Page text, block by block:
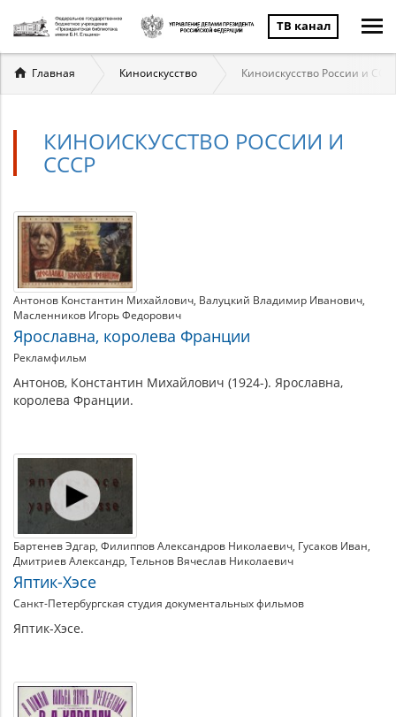
ТВ канал
Вы
здесь
Главная Киноискусство Киноискусство России и
КИНОИСКУССТВО РОССИИ И
СССР
Киноискусство
России
и
СССР
Материалы
по
теме
Антонов Константин Михайлович Валуцкий Владимир Иванович
Масленников Игорь Федорович
Ярославна, королева Франции
Рекламфильм
Антонов, Константин Михайлович (1924-). Ярославна,
королева Франции.
Бартенев Эдгар Филиппов Александров Николаевич Гусаков Иван
Дмитриев Александр Тельнов Вячеслав Николаевич
Яптик-Хэсе
Санкт-Петербургская студия документальных фильмов
Яптик-Хэсе.